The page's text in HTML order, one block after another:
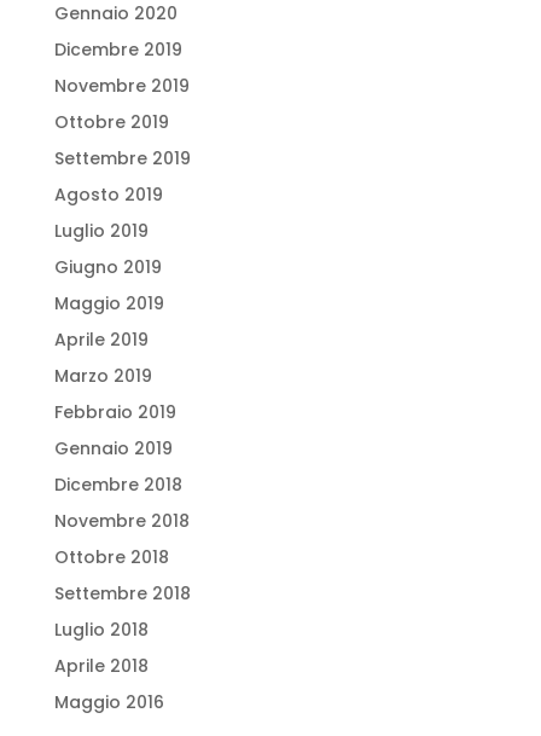
Gennaio 2020
Dicembre 2019
Novembre 2019
Ottobre 2019
Settembre 2019
Agosto 2019
Luglio 2019
Giugno 2019
Maggio 2019
Aprile 2019
Marzo 2019
Febbraio 2019
Gennaio 2019
Dicembre 2018
Novembre 2018
Ottobre 2018
Settembre 2018
Luglio 2018
Aprile 2018
Maggio 2016